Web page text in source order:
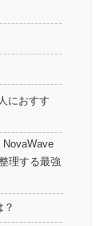
におすす
理する最強